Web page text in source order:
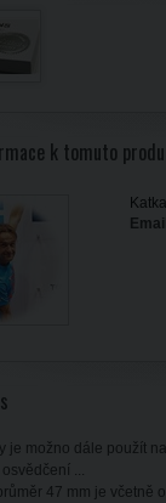
k tomuto
je možno dále použít
...
47 mm je včetně